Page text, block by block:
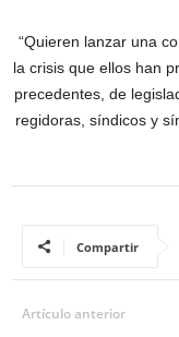
“Quieren lanzar una
la crisis que ellos han
precedentes, de
regidoras, síndicos y
Compartir
Artículo anterior